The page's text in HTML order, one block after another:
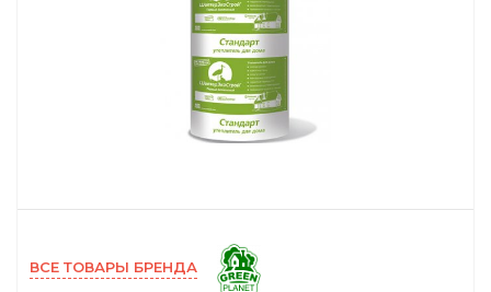
ВСЕ ТОВАРЫ БРЕНДА